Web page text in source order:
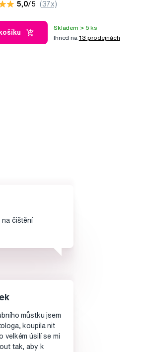
5,0/5 (37x)
Skladem > 5 ks
Ihned na 13 prodejnách
na čištění
můstku jsem
koupila nit
velkém úsilí se mi
tak, aby k